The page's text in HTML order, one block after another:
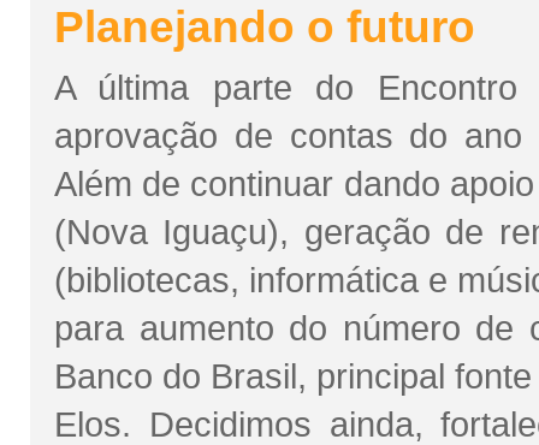
Planejando o futuro
A última parte do
aprovação de contas do ano
Além de continuar dando
(Nova Iguaçu), geração de
(bibliotecas, informática e
para aumento do número de
Banco do Brasil, principal
Elos. Decidimos ainda,